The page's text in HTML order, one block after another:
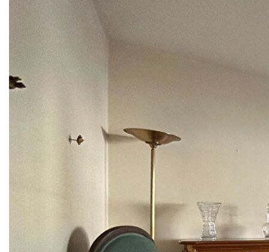
EXTRANET
À 2 minutes à pied du RER et des commerces, et à 7
minutes du centre-ville. Dans une petite copropriété avec
ascenseur, bel appartement de type 3 pièces de 74 m²,
composé comme suit :
Entrée, Séjour lumineux donnant sur balcon, Cuisine